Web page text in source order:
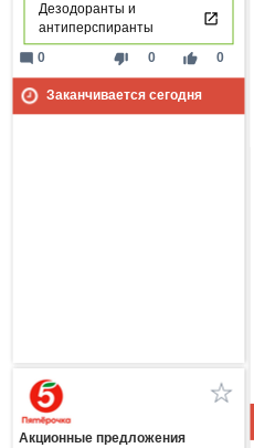
Дезодоранты и
антиперспиранты
thumb_down 0 thumb_up 0
mode_comment 0
Заканчивается сегодня
Акционные предложения